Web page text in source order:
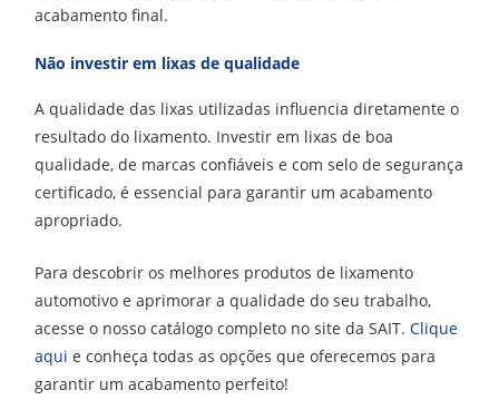
acabamento final.
Não investir em lixas de qualidade
A qualidade das lixas utilizadas influencia diretamente o
resultado do lixamento. Investir em lixas de boa
qualidade, de marcas confiáveis e com selo de segurança
certificado, é essencial para garantir um acabamento
apropriado.
Para descobrir os melhores produtos de lixamento
automotivo e aprimorar a qualidade do seu trabalho,
acesse o nosso catálogo completo no site da SAIT.Clique
aqui e conheça todas as opções que oferecemos para
garantir um acabamento perfeito!